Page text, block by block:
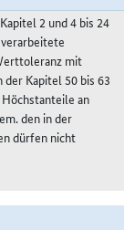
2 und 4 bis 24
mit
Kapitel 50 bis 63
an
den in der
dürfen nicht